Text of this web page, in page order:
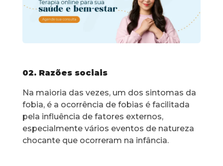
02. Razões sociais
Na maioria das vezes, um dos sintomas da
fobia, é a ocorrência de fobias é facilitada
pela influência de fatores externos,
especialmente vários eventos de natureza
chocante que ocorreram na infância.